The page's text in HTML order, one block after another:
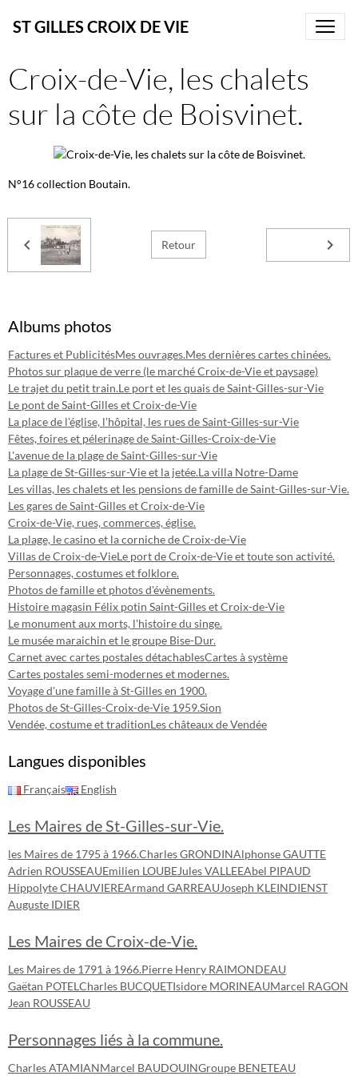
ST GILLES CROIX DE VIE
Croix-de-Vie, les chalets
sur la côte de Boisvinet.
N°16 collection Boutain.
Retour
Albums photos
Factures et PublicitésMes ouvrages.Mes dernières cartes chinées.
Photos sur plaque de verre (le marché Croix-de-Vie et paysage)
Le trajet du petit train.Le port et les quais de Saint-Gilles-sur-Vie
Le pont de Saint-Gilles et Croix-de-Vie
La place de l'église, l'hôpital, les rues de Saint-Gilles-sur-Vie
Fêtes, foires et pélerinage de Saint-Gilles-Croix-de-Vie
L'avenue de la plage de Saint-Gilles-sur-Vie
La plage de St-Gilles-sur-Vie et la jetée.La villa Notre-Dame
Les villas, les chalets et les pensions de famille de Saint-Gilles-sur-Vie.
Les gares de Saint-Gilles et Croix-de-Vie
Croix-de-Vie, rues, commerces, église.
La plage, le casino et la corniche de Croix-de-Vie
Villas de Croix-de-VieLe port de Croix-de-Vie et toute son activité.
Personnages, costumes et folklore.
Photos de famille et photos d'évènements.
Histoire magasin Félix potin Saint-Gilles et Croix-de-Vie
Le monument aux morts, l'histoire du singe.
Le musée maraichin et le groupe Bise-Dur.
Carnet avec cartes postales détachablesCartes à système
Cartes postales semi-modernes et modernes.
Voyage d'une famille à St-Gilles en 1900.
Photos de St-Gilles-Croix-de-Vie 1959.Sion
Vendée, costume et traditionLes châteaux de Vendée
Langues disponibles
Français English
Les Maires de St-Gilles-sur-Vie.
les Maires de 1795 à 1966.Charles GRONDINAlphonse GAUTTE
Adrien ROUSSEAUEmilien LOUBEJules VALLEEAbel PIPAUD
Hippolyte CHAUVIEREArmand GARREAUJoseph KLEINDIENST
Auguste IDIER
Les Maires de Croix-de-Vie.
Les Maires de 1791 à 1966.Pierre Henry RAIMONDEAU
Gaëtan POTEL Charles BUCQUETIsidore MORINEAUMarcel RAGON
Jean ROUSSEAU
Personnages liés à la commune.
Charles ATAMIANMarcel BAUDOUINGroupe BENETEAU